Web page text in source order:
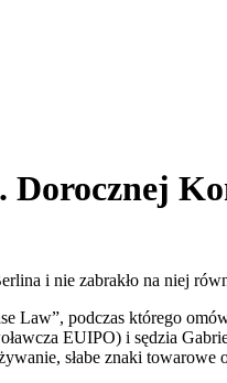
Dorocznej
i nie zabrakło na niej
Law”, podczas którego
EUIPO) i sędzia
słabe znaki